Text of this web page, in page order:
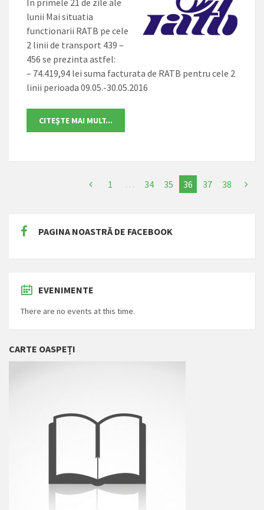
lunii Mai situatia
functionarii RATB pe cele
2 linii de transport 439 –
456 se prezinta astfel:
– 74.419,94 lei suma facturata de RATB pentru cele 2
linii perioada 09.05.-30.05.2016
1 … 34 35 36 37 38
PAGINA NOASTRĂ DE FACEBOOK
EVENIMENTE
There are no events at this time.
CARTE OASPEȚI